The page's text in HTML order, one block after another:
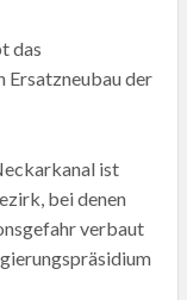
das
Ersatzneubau der
ist
bei denen
verbaut